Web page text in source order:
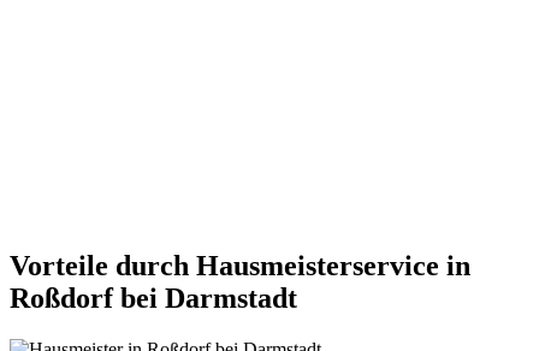
Vorteile durch Hausmeisterservice in
Roßdorf bei Darmstadt